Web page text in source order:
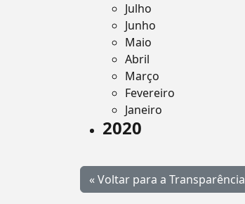
Julho
Junho
Maio
Abril
Março
Fevereiro
Janeiro
2020
« Voltar para a Transparência